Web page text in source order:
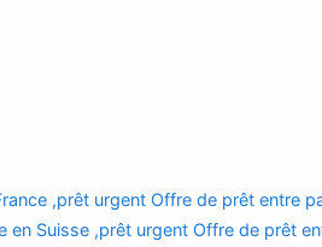
,prêt urgent Offre de prêt entre
en Suisse ,prêt urgent Offre de prêt